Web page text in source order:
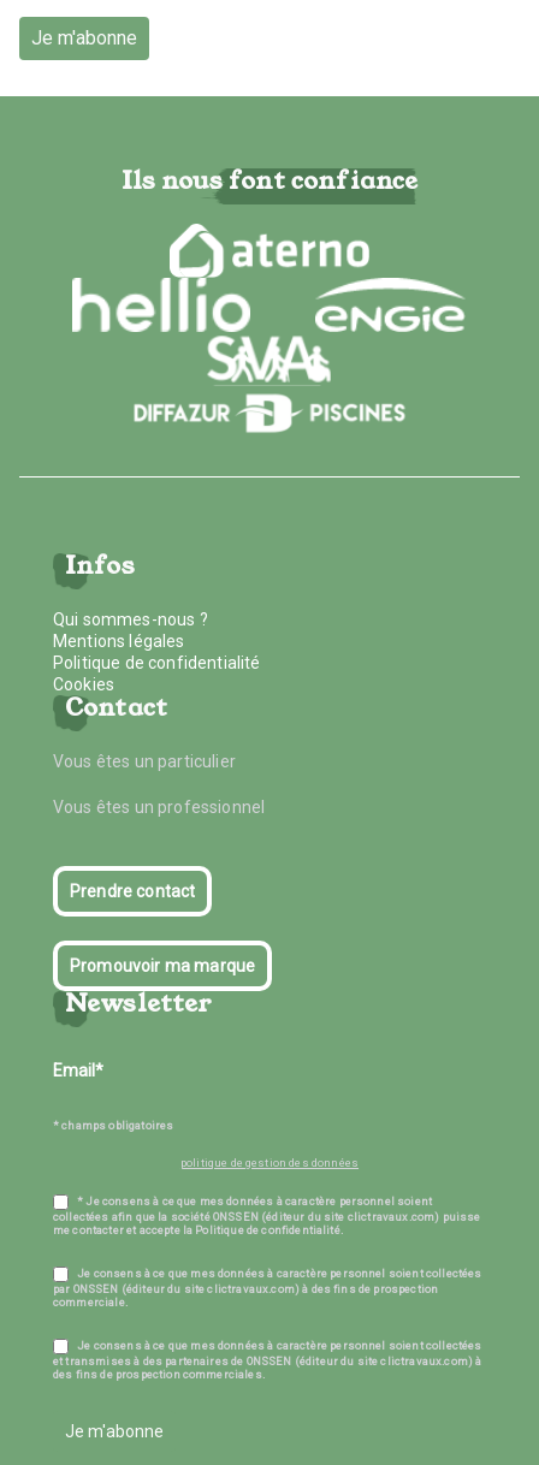
Je m'abonne
Ils nous font confiance
Infos
Qui sommes-nous ?
Mentions légales
Politique de confidentialité
Cookies
Contact
Vous êtes un particulier
Vous êtes un professionnel
Prendre contact
Promouvoir ma marque
Newsletter
* champs obligatoires
politique de gestion des données
* Je consens à ce que mes données à caractère personnel soient
collectées afin que la société ONSSEN (éditeur du site clictravaux.com) puisse
me contacter et accepte la Politique de confidentialité.
Je consens à ce que mes données à caractère personnel soient collectées
par ONSSEN (éditeur du site clictravaux.com) à des fins de prospection
commerciale.
Je consens à ce que mes données à caractère personnel soient collectées
et transmises à des partenaires de ONSSEN (éditeur du site clictravaux.com) à
des fins de prospection commerciales.
Je m'abonne